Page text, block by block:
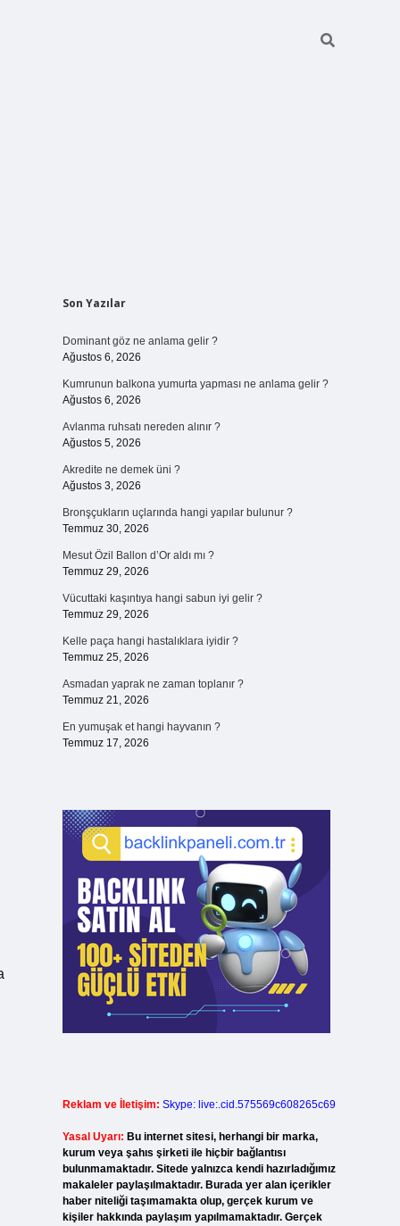
Sidebar
Son Yazılar
Dominant göz ne anlama gelir ?
Ağustos 6, 2026
Kumrunun balkona yumurta yapması ne anlama gelir ?
Ağustos 6, 2026
Avlanma ruhsatı nereden alınır ?
Ağustos 5, 2026
Akredite ne demek üni ?
Ağustos 3, 2026
Bronşçukların uçlarında hangi yapılar bulunur ?
Temmuz 30, 2026
Mesut Özil Ballon d’Or aldı mı ?
Temmuz 29, 2026
Vücuttaki kaşıntıya hangi sabun iyi gelir ?
Temmuz 29, 2026
Kelle paça hangi hastalıklara iyidir ?
Temmuz 25, 2026
Asmadan yaprak ne zaman toplanır ?
Temmuz 21, 2026
En yumuşak et hangi hayvanın ?
Temmuz 17, 2026
Reklam ve İletişim: Skype: live:.cid.575569c608265c69
Yasal Uyarı: Bu internet sitesi, herhangi bir marka,
kurum veya şahıs şirketi ile hiçbir bağlantısı
bulunmamaktadır. Sitede yalnızca kendi hazırladığımız
makaleler paylaşılmaktadır. Burada yer alan içerikler
haber niteliği taşımamakta olup, gerçek kurum ve
kişiler hakkında paylaşım yapılmamaktadır. Gerçek